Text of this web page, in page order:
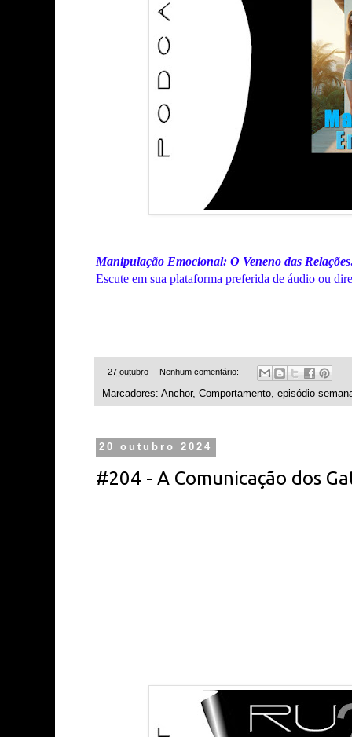
Manipulação Emocional: O Veneno das Relações
Escute em sua plataforma preferida de áudio ou
- 27 outubro Nenhum comentário:
Marcadores: Anchor, Comportamento episódio
20 outubro 2024
#204 - A Comunicação dos